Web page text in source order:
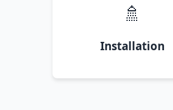
🚿
Installation